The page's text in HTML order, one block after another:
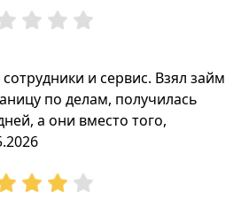
и сервис. Взял займ
по делам, получилась
а они вместо того,